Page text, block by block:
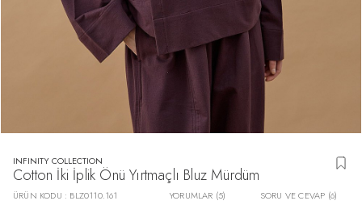
INFINITY COLLECTION
Cotton İki İplik Önü Yırtmaçlı Bluz Mürdüm
ÜRÜN KODU : BLZ0110.161 YORUMLAR (5) SORU VE CEVAP (6)